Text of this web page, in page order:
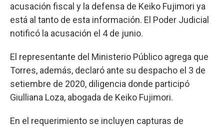
acusación fiscal y la defensa de Keiko Fujimori ya
está al tanto de esta información. El Poder Judicial
notificó la acusación el 4 de junio.
El representante del Ministerio Público agrega que
Torres, además, declaró ante su despacho el 3 de
setiembre de 2020, diligencia donde participó
Giulliana Loza, abogada de Keiko Fujimori.
En el requerimiento se incluyen capturas de